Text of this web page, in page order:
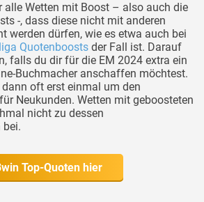
Wetten mit Boost – also auch die
-, dass diese nicht mit anderen
werden dürfen, wie es etwa auch bei
Quotenboosts der Fall ist. Darauf
falls du dir für die EM 2024 extra ein
Buchmacher anschaffen möchtest.
oft erst einmal um den
Neukunden. Wetten mit geboosteten
nicht zu dessen
bei.
Top-Quoten hier